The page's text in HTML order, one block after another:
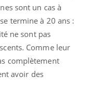
sont un cas à
termine à 20 ans :
ne sont pas
Comme leur
complètement
avoir des